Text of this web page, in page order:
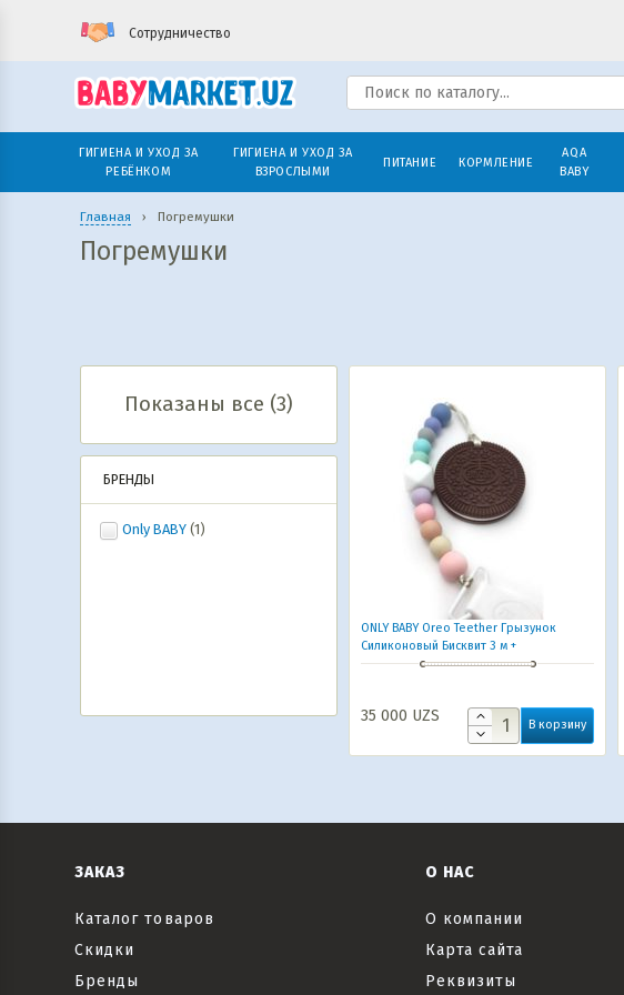
Сотрудничество
ГИГИЕНА И УХОД ЗА
РЕБЁНКОМ
ГИГИЕНА И УХОД ЗА
ВЗРОСЛЫМИ
ПИТАНИЕ КОРМЛЕНИЕ
AQA
BABY
Главная › Погремушки
Погремушки
Показаны все (3)
БРЕНДЫ
Only BABY (1)
ONLY BABY Oreo Teether Грызунок
Силиконовый Бисквит 3 м +
35 000 UZS В корзину
ЗАКАЗ
Каталог товаров
Скидки
Бренды
О НАС
О компании
Карта сайта
Реквизиты